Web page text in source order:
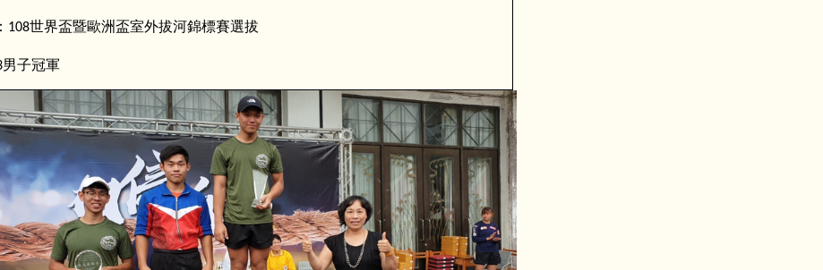
108世界盃暨歐洲盃室外拔河錦標賽選拔
男子冠軍